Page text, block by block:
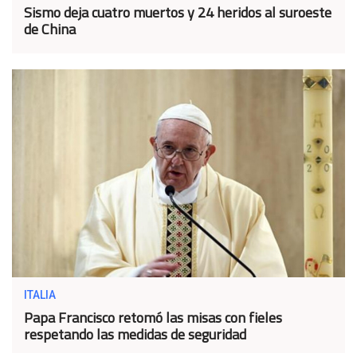
Sismo deja cuatro muertos y 24 heridos al suroeste
de China
ITALIA
Papa Francisco retomó las misas con fieles
respetando las medidas de seguridad